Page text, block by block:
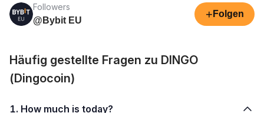
Followers
@Bybit EU
+ Folgen
Häufig gestellte Fragen zu DINGO
(Dingocoin)
1. How much is today?